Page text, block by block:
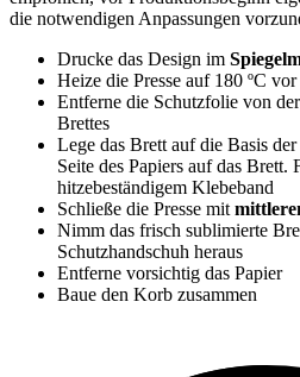
die notwendigen Anpassungen
Drucke das Design im
Heize die Presse auf 180 ºC vor
Entferne die Schutzfolie von
Brettes
Lege das Brett auf die Basis
Seite des Papiers auf das Brett.
hitzebeständigem Klebeband
Schließe die Presse mit
Nimm das frisch sublimierte
Schutzhandschuh heraus
Entferne vorsichtig das Papier
Baue den Korb zusammen